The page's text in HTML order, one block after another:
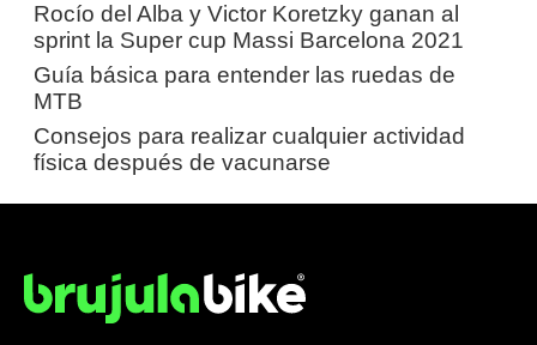
Rocío del Alba y Victor Koretzky ganan al
sprint la Super cup Massi Barcelona 2021
Guía básica para entender las ruedas de
MTB
Consejos para realizar cualquier actividad
física después de vacunarse